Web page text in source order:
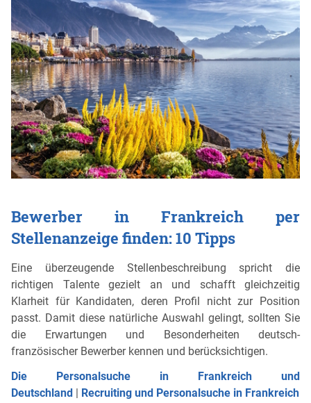
Bewerber in Frankreich per
Stellenanzeige finden: 10 Tipps
Eine überzeugende Stellenbeschreibung spricht die
richtigen Talente gezielt an und schafft gleichzeitig
Klarheit für Kandidaten, deren Profil nicht zur Position
passt. Damit diese natürliche Auswahl gelingt, sollten Sie
die Erwartungen und Besonderheiten deutsch-
französischer Bewerber kennen und berücksichtigen.
Die Personalsuche in Frankreich und
Deutschland | Recruiting und Personalsuche in Frankreich